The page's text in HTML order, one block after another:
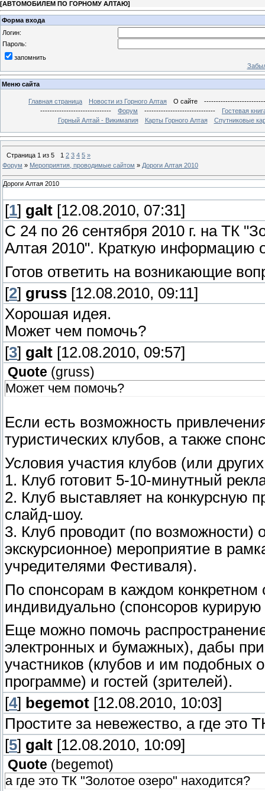
[АВТОМОБИЛЕМ ПО ГОРНОМУ АЛТАЮ]
Форма входа
Логин:
Пароль:
запомнить
Меню сайта
Главная страница Новости из Горного Алтая О сайте
------------------------------
Форум ------------------------------
Гостевая
Горный Алтай - Викимапия
Карты Горного Алтая Спутниковые
Страница 1 из 5 1 2 3 4 5 »
Форум » Мероприятия, проводимые сайтом » Дороги Алтая 2010
Дороги Алтая 2010
[1] galt [12.08.2010, 07:31]
С 24 по 26 сентября 2010 г. на ТК
Алтая 2010". Краткую информацию
Готов ответить на возникающие
[2] gruss [12.08.2010, 09:11]
Хорошая идея.
Может чем помочь?
[3] galt [12.08.2010, 09:57]
Quote (gruss)
Может чем помочь?
Если есть возможность
туристических клубов, а также
Условия участия клубов (или
1. Клуб готовит 5-10-минутный
2. Клуб выставляет на
слайд-шоу.
3. Клуб проводит (по возможности)
экскурсионное) мероприятие в
учредителями Фестиваля).
По спонсорам в каждом конкретном
индивидуально (спонсоров
Еще можно помочь
электронных и бумажных), дабы
участников (клубов и им подобных
программе) и гостей (зрителей).
[4] begemot [12.08.2010, 10:03]
Простите за невежество, а где это
[5] galt [12.08.2010, 10:09]
Quote (begemot)
а где это ТК "Золотое озеро" находится?